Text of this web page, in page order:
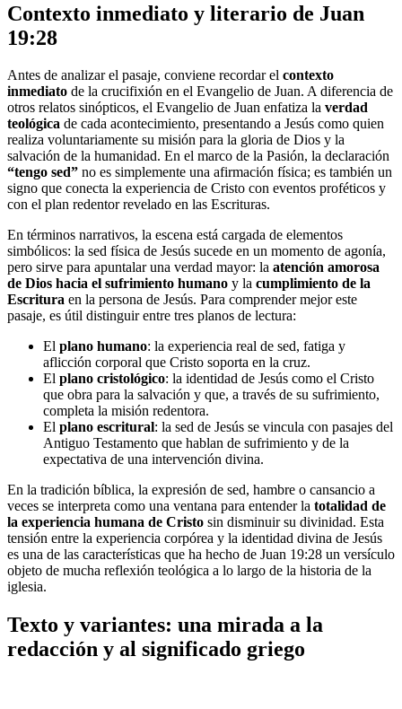
Contexto inmediato y literario de Juan
19:28
Antes de analizar el pasaje, conviene recordar el contexto
inmediato de la crucifixión en el Evangelio de Juan. A diferencia de
otros relatos sinópticos, el Evangelio de Juan enfatiza la verdad
teológica de cada acontecimiento, presentando a Jesús como quien
realiza voluntariamente su misión para la gloria de Dios y la
salvación de la humanidad. En el marco de la Pasión, la declaración
“tengo sed” no es simplemente una afirmación física; es también un
signo que conecta la experiencia de Cristo con eventos proféticos y
con el plan redentor revelado en las Escrituras.
En términos narrativos, la escena está cargada de elementos
simbólicos: la sed física de Jesús sucede en un momento de agonía,
pero sirve para apuntalar una verdad mayor: la atención amorosa
de Dios hacia el sufrimiento humano y la cumplimiento de la
Escritura en la persona de Jesús. Para comprender mejor este
pasaje, es útil distinguir entre tres planos de lectura:
El plano humano: la experiencia real de sed, fatiga y
aflicción corporal que Cristo soporta en la cruz.
El plano cristológico: la identidad de Jesús como el Cristo
que obra para la salvación y que, a través de su sufrimiento,
completa la misión redentora.
El plano escritural: la sed de Jesús se vincula con pasajes del
Antiguo Testamento que hablan de sufrimiento y de la
expectativa de una intervención divina.
En la tradición bíblica, la expresión de sed, hambre o cansancio a
veces se interpreta como una ventana para entender la totalidad de
la experiencia humana de Cristo sin disminuir su divinidad. Esta
tensión entre la experiencia corpórea y la identidad divina de Jesús
es una de las características que ha hecho de Juan 19:28 un versículo
objeto de mucha reflexión teológica a lo largo de la historia de la
iglesia.
Texto y variantes: una mirada a la
redacción y al significado griego